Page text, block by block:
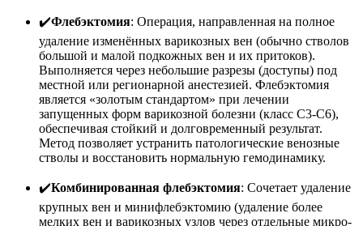
✔️Флебэктомия: Операция, направленная на полное
удаление изменённых варикозных вен (обычно стволов
большой и малой подкожных вен и их притоков).
Выполняется через небольшие разрезы (доступы) под
местной или регионарной анестезией. Флебэктомия
является «золотым стандартом» при лечении
запущенных форм варикозной болезни (класс С3-С6),
обеспечивая стойкий и долговременный результат.
Метод позволяет устранить патологические венозные
стволы и восстановить нормальную гемодинамику.
✔️Комбинированная флебэктомия: Сочетает удаление
крупных вен и минифлебэктомию (удаление более
мелких вен и варикозных узлов через отдельные микро-